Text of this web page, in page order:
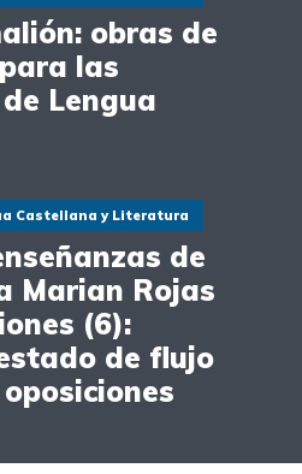
obras de
las
Lengua
Castellana y Literatura
de
Marian Rojas
(6):
de flujo